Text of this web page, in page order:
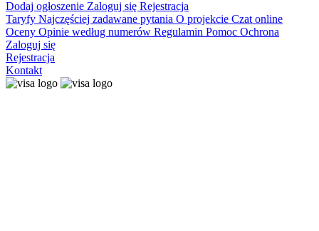
Dodaj ogłoszenie Zaloguj się Rejestracja
Taryfy Najczęściej zadawane pytania O projekcie Czat online
Oceny Opinie według numerów Regulamin Pomoc Ochrona
Zaloguj się
Rejestracja
Kontakt